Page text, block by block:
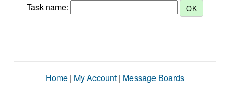
Task name:
Home | My Account | Message Boards